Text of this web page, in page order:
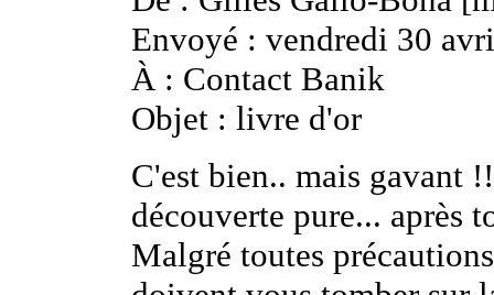
Envoyé : vendredi 30
À : Contact Banik
Objet : livre d'or
C'est bien.. mais gavant
découverte pure... après
Malgré toutes